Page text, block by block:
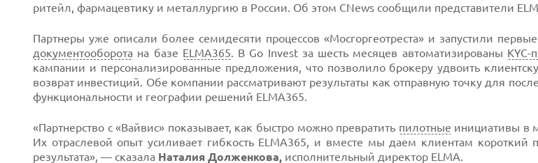
ритейл, фармацевтику и металлургию в России. Об этом CNews сообщили представители
Партнеры уже описали более семидесяти процессов «Мосгоргеотреста» и запустили
документооборота на базе ELMA365. В Go Invest за шесть месяцев автоматизированы KYC-
кампании и персонализированные предложения, что позволило брокеру удвоить
возврат инвестиций. Обе компании рассматривают результаты как отправную точку для
функциональности и географии решений ELMA365.
«Партнерство с «Вайвис» показывает, как быстро можно превратить пилотные инициативы в
Их отраслевой опыт усиливает гибкость ELMA365, и вместе мы даем клиентам короткий
результата», — сказала Наталия Долженкова, исполнительный директор ELMA.